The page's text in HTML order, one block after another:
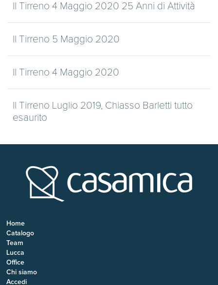
Il Tirreno 4 Maggio 2020 25 Anni di Attività
Il Tirreno 5 Maggio 2020
Il Tirreno 4 Maggio 2020
Il Tirreno Luglio 2019, Chiasso Barletti tutto
esaurito
Home
Catalogo
Team
Lucca
Office
Chi siamo
Accedi